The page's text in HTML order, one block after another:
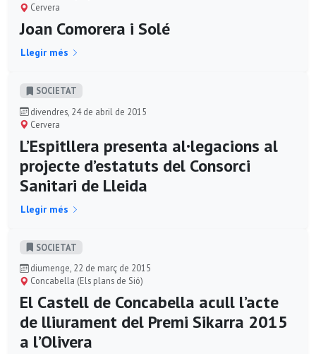
Cervera
Joan Comorera i Solé
Llegir més
SOCIETAT
divendres, 24 de abril de 2015
Cervera
L’Espitllera presenta al·legacions al
projecte d’estatuts del Consorci
Sanitari de Lleida
Llegir més
SOCIETAT
diumenge, 22 de març de 2015
Concabella (Els plans de Sió)
El Castell de Concabella acull l’acte
de lliurament del Premi Sikarra 2015
a l’Olivera